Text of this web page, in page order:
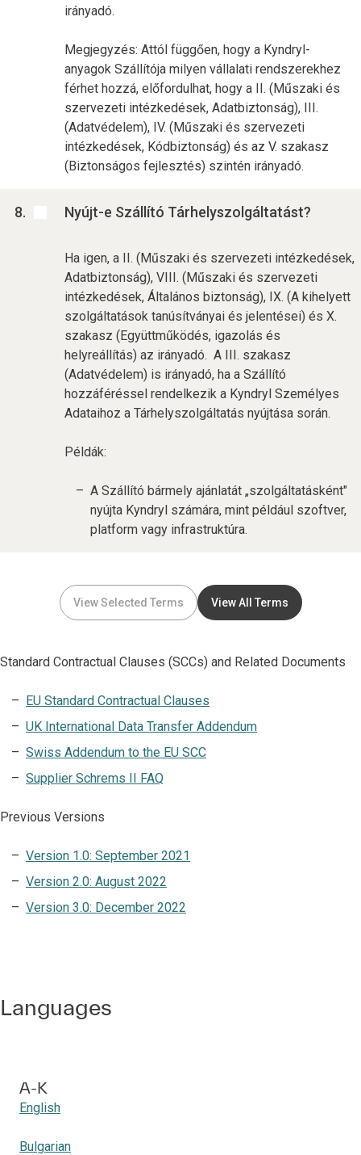
irányadó.
Megjegyzés: Attól függően, hogy a Kyndryl-
anyagok Szállítója milyen vállalati rendszerekhez
férhet hozzá, előfordulhat, hogy a II. (Műszaki és
szervezeti intézkedések, Adatbiztonság), III.
(Adatvédelem), IV. (Műszaki és szervezeti
intézkedések, Kódbiztonság) és az V. szakasz
(Biztonságos fejlesztés) szintén irányadó.
Nyújt-e Szállító Tárhelyszolgáltatást?
Ha igen, a II. (Műszaki és szervezeti intézkedések,
Adatbiztonság), VIII. (Műszaki és szervezeti
intézkedések, Általános biztonság), IX. (A kihelyett
szolgáltatások tanúsítványai és jelentései) és X.
szakasz (Együttműködés, igazolás és
helyreállítás) az irányadó. A III. szakasz
(Adatvédelem) is irányadó, ha a Szállító
hozzáféréssel rendelkezik a Kyndryl Személyes
Adataihoz a Tárhelyszolgáltatás nyújtása során.
Példák:
A Szállító bármely ajánlatát „szolgáltatásként"
nyújta Kyndryl számára, mint például szoftver,
platform vagy infrastruktúra.
View Selected Terms View All Terms
Standard Contractual Clauses (SCCs) and Related Documents
EU Standard Contractual Clauses
UK International Data Transfer Addendum
Swiss Addendum to the EU SCC
Supplier Schrems II FAQ
Previous Versions
Version 1.0: September 2021
Version 2.0: August 2022
Version 3.0: December 2022
Languages
A-K
English
Bulgarian